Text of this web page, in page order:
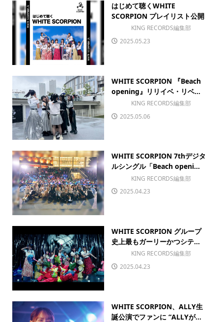
はじめて聴くWHITE
SCORPION プレイリスト公開
KING RECORDS編集部
2025.05.23
WHITE SCORPION 『Beach
opening』リリイベ・リベ...
KING RECORDS編集部
2025.05.06
WHITE SCORPION 7thデジタ
ルシングル「Beach openi...
KING RECORDS編集部
2025.04.23
WHITE SCORPION グループ
史上最もガーリーかつシテ...
KING RECORDS編集部
2025.04.23
WHITE SCORPION、ALLY生
誕公演でファンに “ALLYが...